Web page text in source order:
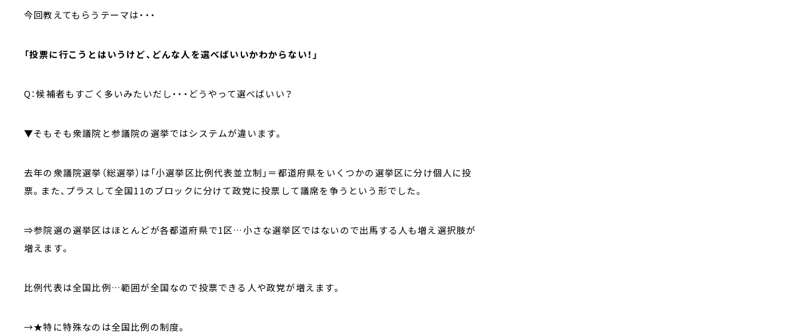
今回教えてもらうテーマは・・・
「投票に行こうとはいうけど、どんな人を選べばいいかわからない！」
Q：候補者もすごく多いみたいだし・・・どうやって選べばいい？
▼そもそも衆議院と参議院の選挙ではシステムが違います。
去年の衆議院選挙（総選挙）は「小選挙区比例代表並立制」＝都道府県をいくつかの選挙区に分け個人に投
票。また、プラスして全国11のブロックに分けて政党に投票して議席を争うという形でした。
⇒参院選の選挙区はほとんどが各都道府県で1区…小さな選挙区ではないので出馬する人も増え選択肢が
増えます。
比例代表は全国比例…範囲が全国なので投票できる人や政党が増えます。
→★特に特殊なのは全国比例の制度。